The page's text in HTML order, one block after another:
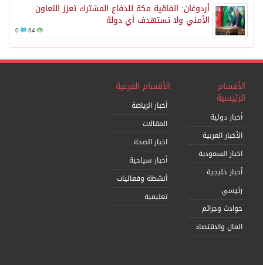
أردوغان: اتفاقية مكة للدفاع المشترك تعزز التعاون
الأمني ولا تستهدف أي دولة
64
الأقسام
الرئيسية
أخبار دولية
الأخبار العربية
اخبار السعودية
أخبار خليجية
رئيسي
حوادث وجرائم
المال والاقتصاد
الأقسام الفرعية
أخبار الرياضة
المقالات
اخبار الصحة
أخبار سياحية
أنشطة وفعاليات
تعليمية